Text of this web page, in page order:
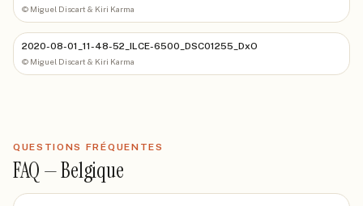
© Miguel Discart & Kiri Karma
2020-08-01_11-48-52_ILCE-6500_DSC01255_DxO
© Miguel Discart & Kiri Karma
QUESTIONS FRÉQUENTES
FAQ —Belgique